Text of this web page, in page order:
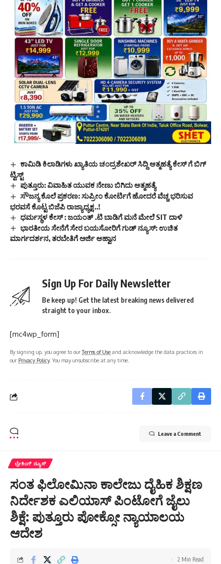
ಕಾಮಿಡಿ ಕಿಲಾಡಿಗಳು ಖ್ಯಾತಿಯ ಚಂದ್ರಶೇಖರ್ ಸಿದ್ದಿ ಆತ್ಮಹತ್ಯೆ ಕೇಸ್ ಗೆ ಬಿಗ್
ಟ್ವಿಸ್ಟ್
ಪುತ್ತೂರು: ವಿವಾಹಿತ ಯುವಕ ನೇಣು ಬಿಗಿದು ಆತ್ಮಹತ್ಯೆ
ಸೌಜನ್ಯ ಕೊಲೆ ಪ್ರಕರಣ: ಸುಪ್ರೀಂ ಕೋರ್ಟಿಗೆ ಹೋದರೆ ವೆಚ್ಚ ಭರಿಸುವ
ಭರವಸೆ ಕೊಟ್ಟ ಬಿಜೆಪಿ ರಾಜ್ಯಾಧ್ಯಕ್ಷ..!
ಧರ್ಮಸ್ಥಳ ಕೇಸ್ : ಜಯಂತ್ .ಟಿ ಬಾಡಿಗೆ ಮನೆ ಮೇಲೆ SIT ದಾಳಿ
ಭಾರತೀಯ ಸೇನೆಗೆ ಸೇರ ಬಯಸೋರಿಗೆ ಗುಡ್ ನ್ಯೂಸ್: ಉಚಿತ
ಮಾರ್ಗದರ್ಶನ, ತರಬೇತಿಗೆ ಅರ್ಜಿ ಆಹ್ವಾನ
Sign Up For Daily Newsletter
Be keep up! Get the latest breaking news delivered
straight to your inbox.
[mc4wp_form]
By signing up, you agree to ourTerms of Use and acknowledge the data practices in
our Privacy Policy. You may unsubscribe at any time.
Leave a Comment
ಬ್ರೇಕಿಂಗ್ ನ್ಯೂಸ್
ಸಂತ ಫಿಲೋಮಿನಾ ಕಾಲೇಜು ದೈಹಿಕ ಶಿಕ್ಷಣ
ನಿರ್ದೇಶಕ ಎಲಿಯಾಸ್ ಪಿಂಟೋಗೆ ಜೈಲು
ಶಿಕ್ಷೆ: ಪುತ್ತೂರು ಪೋಕ್ಸೋ ನ್ಯಾಯಾಲಯ
ಆದೇಶ
2 Min Read